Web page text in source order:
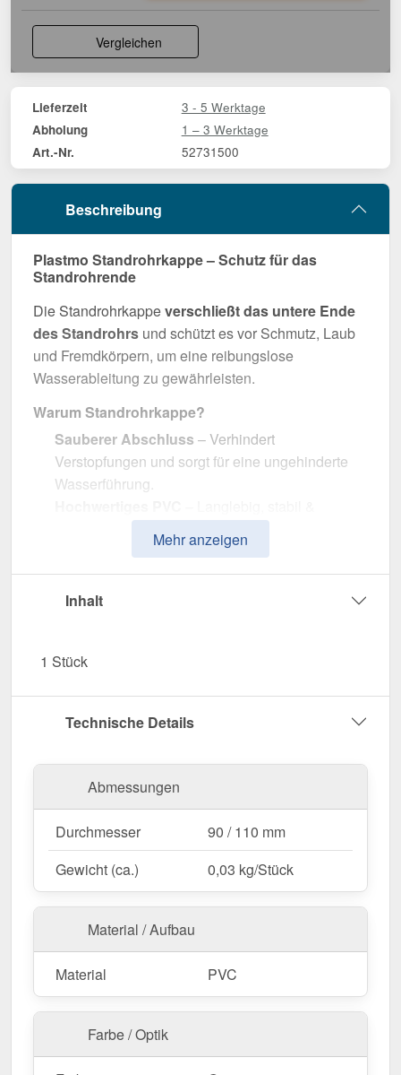
Vergleichen
Lieferzeit 3 - 5 Werktage
Abholung 1 – 3 Werktage
Art.-Nr. 52731500
Beschreibung
Plastmo Standrohrkappe – Schutz für das
Standrohrende
Die Standrohrkappeverschließt das untere Ende
des Standrohrs und schützt es vor Schmutz, Laub
und Fremdkörpern, um eine reibungslose
Wasserableitung zu gewährleisten.
Warum Standrohrkappe?
Sauberer Abschluss – Verhindert
Verstopfungen und sorgt für eine ungehinderte
Wasserführung.
Effiziente Wasserableitung– Optimale
Dimension mit 90 / 110 mm Durchmesser.
Einfache Montage
Sonneneinstrahlung, Feuchtigkeit & andere
& Sicherheit.
Jetzt Standrohrkappe bestellen – Für eine
geschützte & funktionale Regenwasserableitung!
Mehr anzeigen
Inhalt
1 Stück
Technische Details
Abmessungen
Durchmesser
90 / 110 mm
Gewicht (ca.)
0,03 kg/Stück
Material / Aufbau
Material PVC
Farbe / Optik